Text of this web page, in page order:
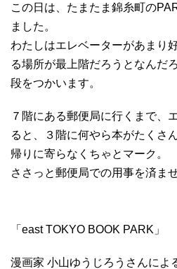
この日は、たまたま錦糸町の
ました。
わたしはエレベーターがあまり
る場所が最上階だろうとなんだ
段をつかいます。
７階にある郵便局に行くまで、
ると、３階に何やら本がたくさ
帰りに寄らなくちゃとマーク。
ささっと郵便局での用事を済ま
「east TOKYO BOOK PARK」
漫画家 小山ゆうじろうさんによ